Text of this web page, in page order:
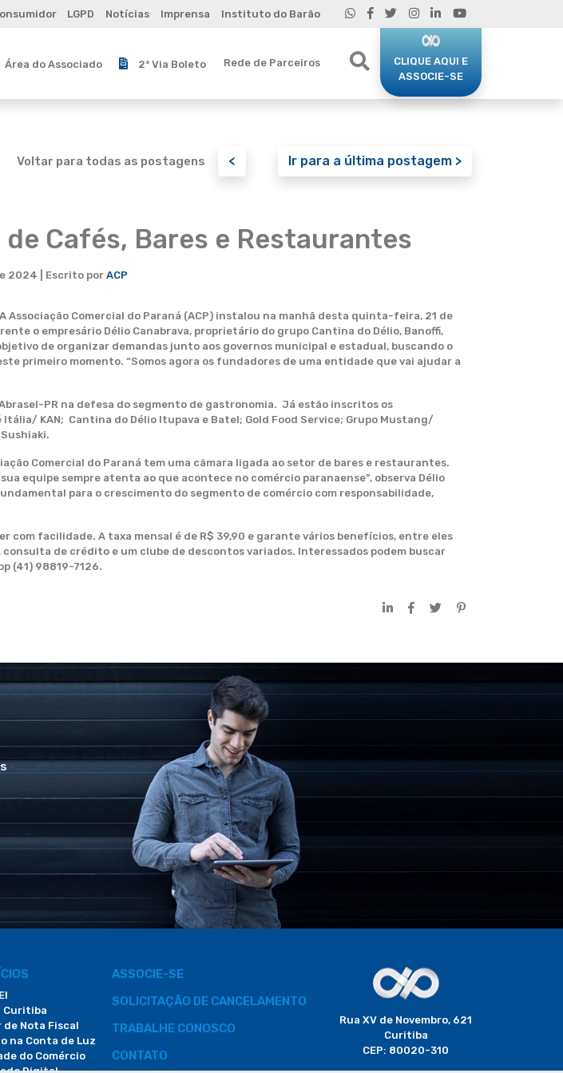
LGPD Notícias Imprensa Instituto do Barão
Área do Associado 2ª Via Boleto Rede de Parceiros
CLIQUE AQUI E
ASSOCIE-SE
Voltar para todas as postagens < Ir para a última postagem >
Cafés, Bares e Restaurantes
2024 | Escrito por ACP
Comercial do Paraná (ACP) instalou na manhã desta quinta-feira, 21 de
o empresário Délio Canabrava, proprietário do grupo Cantina do Délio, Banoffi,
de organizar demandas junto aos governos municipal e estadual, buscando o
primeiro momento. “Somos agora os fundadores de uma entidade que vai ajudar a
PR na defesa do segmento de gastronomia. Já estão inscritos os
KAN; Cantina do Délio Itupava e Batel; Gold Food Service; Grupo Mustang/
Comercial do Paraná tem uma câmara ligada ao setor de bares e restaurantes.
equipe sempre atenta ao que acontece no comércio paranaense”, observa Délio
para o crescimento do segmento de comércio com responsabilidade,
com facilidade. A taxa mensal é de R$ 39,90 e garante vários benefícios, entre eles
de crédito e um clube de descontos variados. Interessados podem buscar
(41) 98819-7126.
Curitiba
de Nota Fiscal
na Conta de Luz
do Comércio
ASSOCIE-SE
SOLICITAÇÃO DE CANCELAMENTO
TRABALHE CONOSCO
CONTATO
Rua XV de Novembro, 621
Curitiba
CEP: 80020-310